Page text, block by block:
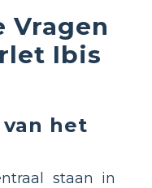
Vragen
Ibis
het
staan ​​in